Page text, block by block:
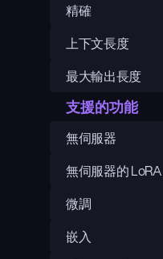
精確
上下文長度
最大輸出長度
支援的功能
無伺服器
無伺服器的 LoRA
微調
嵌入